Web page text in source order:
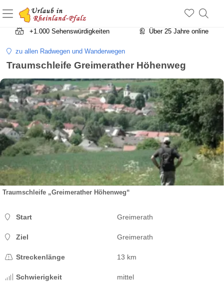
+1.500 Unterkünfte in Rheinland-Pfalz
+1.000 Sehenswürdigkeiten
Über 25 Jahre online
zu allen Radwegen und Wanderwegen
Traumschleife Greimerather Höhenweg
Traumschleife „Greimerather Höhenweg“
Start Greimerath
Ziel Greimerath
Streckenlänge 13 km
Schwierigkeit mittel